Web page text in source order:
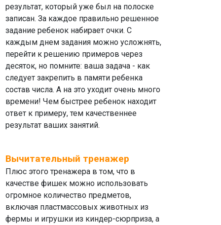
результат, который уже был на полоске
записан. За каждое правильно решенное
задание ребенок набирает очки. С
каждым днем задания можно усложнять,
перейти к решению примеров через
десяток, но помните: ваша задача - как
следует закрепить в памяти ребенка
состав числа. А на это уходит очень много
времени! Чем быстрее ребенок находит
ответ к примеру, тем качественнее
результат ваших занятий.
Вычитательный тренажер
Плюс этого тренажера в том, что в
качестве фишек можно использовать
огромное количество предметов,
включая пластмассовых животных из
фермы и игрушки из киндер-сюрприза, а